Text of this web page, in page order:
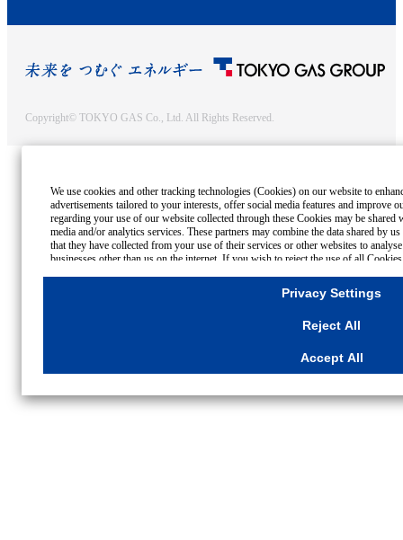
Copyright© TOKYO GAS Co., Ltd. All Rights Reserved.
We use cookies and other tracking technologies (Cookies) on our website to
advertisements tailored to your interests, offer social media features and improve
regarding your use of our website collected through these Cookies may be
media and/or analytics services. These partners may combine the data shared by
that they have collected from your use of their services or other websites to
businesses other than us on the internet. If you wish to reject the use of all
button on this banner or through your browser's "Settings".
Privacy Settings
Reject All
Accept All